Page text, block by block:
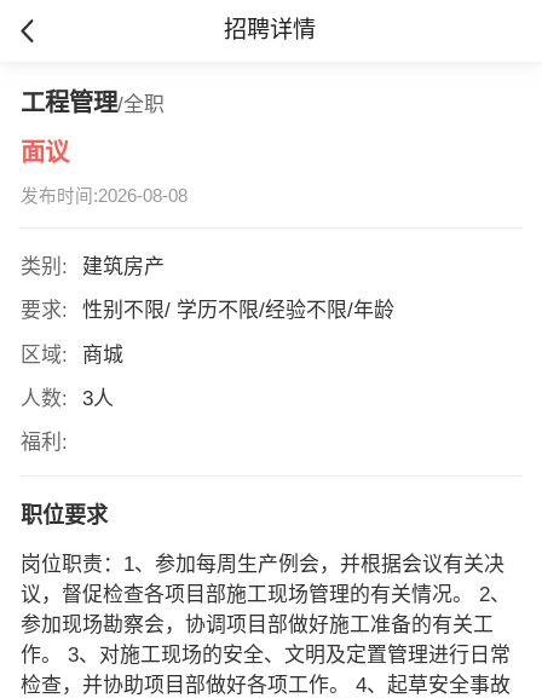
招聘详情
工程管理/全职
面议
发布时间:2026-08-08
类别:
建筑房产
要求:
性别不限/ 学历不限/经验不限/年龄
区域:
商城
人数:
3人
福利:
职位要求
岗位职责：1、参加每周生产例会，并根据会议有关决
议，督促检查各项目部施工现场管理的有关情况。 2、
参加现场勘察会，协调项目部做好施工准备的有关工
作。 3、对施工现场的安全、文明及定置管理进行日常
检查，并协助项目部做好各项工作。 4、起草安全事故